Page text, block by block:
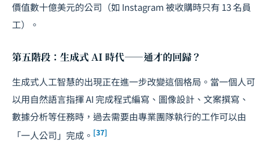
價值數十億美元的公司（如 Instagram 被收購時只有 13 名員
工）。
第五階段：生成式 AI 時代——通才的回歸？
生成式人工智慧的出現正在進一步改變這個格局。當一個人可
以用自然語言指揮 AI 完成程式編寫、圖像設計、文案撰寫、
數據分析等任務時，過去需要由專業團隊執行的工作可以由
「一人公司」完成。 [37]